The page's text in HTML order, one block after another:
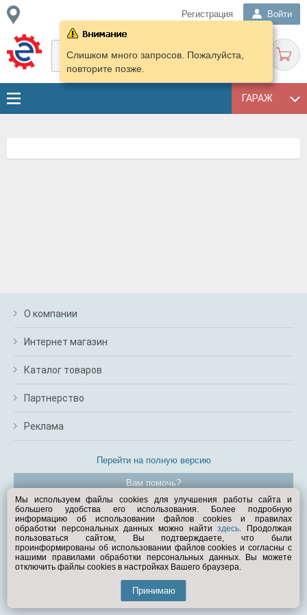
Регистрация Войти
ГАРАЖ
Слишком много запросов. Пожалуйста,
повторите позже.
О компании
Интернет магазин
Каталог товаров
Партнерство
Реклама
Перейти на полную версию
Вам помочь?
© Exist.ru 1998—2026
Мы используем файлы cookies для улучшения работы сайта и
большего удобства его использования. Более подробную
информацию об использовании файлов cookies и правилах
обработки персональных данных можно найтиздесь. Продолжая
пользоваться сайтом, Вы подтверждаете, что были
проинформированы об использовании файлов cookies и согласны с
нашими правилами обработки персональных данных. Вы можете
отключить файлы cookies в настройках Вашего браузера.
Принимаю